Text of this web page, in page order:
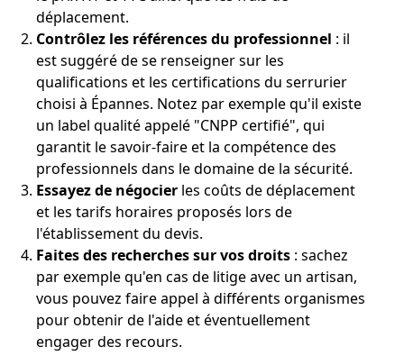
déplacement.
Contrôlez les références du professionnel : il
est suggéré de se renseigner sur les
qualifications et les certifications du serrurier
choisi à Épannes. Notez par exemple qu'il existe
un label qualité appelé "CNPP certifié", qui
garantit le savoir-faire et la compétence des
professionnels dans le domaine de la sécurité.
Essayez de négocier les coûts de déplacement
et les tarifs horaires proposés lors de
l'établissement du devis.
Faites des recherches sur vos droits : sachez
par exemple qu'en cas de litige avec un artisan,
vous pouvez faire appel à différents organismes
pour obtenir de l'aide et éventuellement
engager des recours.